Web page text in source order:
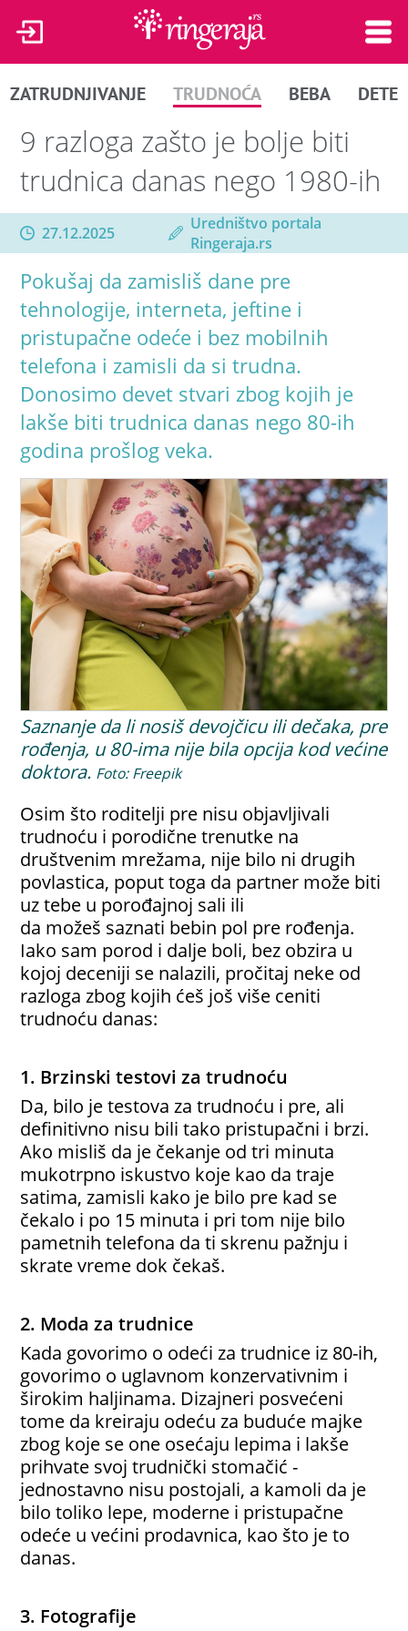
ZATRUDNJIVANJE TRUDNOĆA BEBA DETE
9 razloga zašto je bolje biti
trudnica danas nego 1980-ih
27.12.2025
Uredništvo portala
Ringeraja.rs
Pokušaj da zamisliš dane pre
tehnologije, interneta, jeftine i
pristupačne odeće i bez mobilnih
telefona i zamisli da si trudna.
Donosimo devet stvari zbog kojih je
lakše biti trudnica danas nego 80-ih
godina prošlog veka.
Saznanje da li nosiš devojčicu ili dečaka, pre
rođenja, u 80-ima nije bila opcija kod većine
doktora. Foto: Freepik
Osim što roditelji pre nisu objavljivali
trudnoću i porodične trenutke na
društvenim mrežama, nije bilo ni drugih
povlastica, poput toga da partner može biti
uz tebe u porođajnoj sali ili
da možeš saznati bebin pol pre rođenja.
Iako sam porod i dalje boli, bez obzira u
kojoj deceniji se nalazili, pročitaj neke od
razloga zbog kojih ćeš još više ceniti
trudnoću danas:
1. Brzinski testovi za trudnoću
Da, bilo je testova za trudnoću i pre, ali
definitivno nisu bili tako pristupačni i brzi.
Ako misliš da je čekanje od tri minuta
mukotrpno iskustvo koje kao da traje
satima, zamisli kako je bilo pre kad se
čekalo i po 15 minuta i pri tom nije bilo
pametnih telefona da ti skrenu pažnju i
skrate vreme dok čekaš.
2. Moda za trudnice
Kada govorimo o odeći za trudnice iz 80-ih,
govorimo o uglavnom konzervativnim i
širokim haljinama. Dizajneri posvećeni
tome da kreiraju odeću za buduće majke
zbog koje se one osećaju lepima i lakše
prihvate svoj trudnički stomačić -
jednostavno nisu postojali, a kamoli da je
bilo toliko lepe, moderne i pristupačne
odeće u većini prodavnica, kao što je to
danas.
3. Fotografije